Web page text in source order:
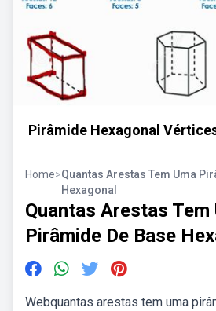
Pirâmide Hexagonal
Home>Quantas Arestas Tem Uma
Hexagonal
Quantas Arestas Tem
Pirâmide De Base
Webquantas arestas tem uma